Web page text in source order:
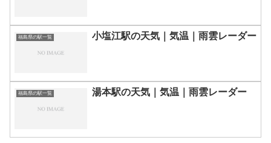
福島県の駅一覧 小塩江駅の天気｜気温｜雨雲レーダー
福島県の駅一覧 湯本駅の天気｜気温｜雨雲レーダー